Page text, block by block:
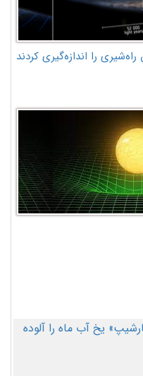
را اندازه‌گیری کردند
یخ آب ماه را آلوده